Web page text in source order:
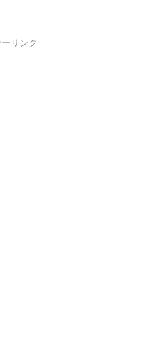
リンク